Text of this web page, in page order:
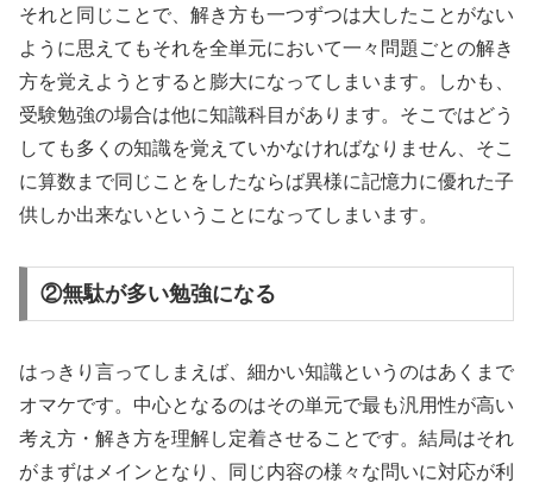
それと同じことで、解き方も一つずつは大したことがない
ように思えてもそれを全単元において一々問題ごとの解き
方を覚えようとすると膨大になってしまいます。しかも、
受験勉強の場合は他に知識科目があります。そこではどう
しても多くの知識を覚えていかなければなりません、そこ
に算数まで同じことをしたならば異様に記憶力に優れた子
供しか出来ないということになってしまいます。
②無駄が多い勉強になる
はっきり言ってしまえば、細かい知識というのはあくまで
オマケです。中心となるのはその単元で最も汎用性が高い
考え方・解き方を理解し定着させることです。結局はそれ
がまずはメインとなり、同じ内容の様々な問いに対応が利